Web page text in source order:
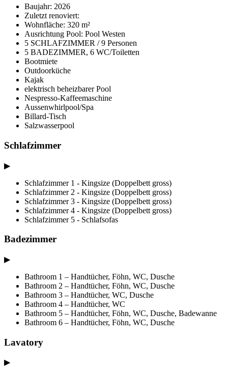
Baujahr: 2026
Zuletzt renoviert:
Wohnfläche: 320 m²
Ausrichtung Pool: Pool Westen
5 SCHLAFZIMMER / 9 Personen
5 BADEZIMMER, 6 WC/Toiletten
Bootmiete
Outdoorküche
Kajak
elektrisch beheizbarer Pool
Nespresso-Kaffeemaschine
Aussenwhirlpool/Spa
Billard-Tisch
Salzwasserpool
Schlafzimmer
▶
Schlafzimmer 1 - Kingsize (Doppelbett gross)
Schlafzimmer 2 - Kingsize (Doppelbett gross)
Schlafzimmer 3 - Kingsize (Doppelbett gross)
Schlafzimmer 4 - Kingsize (Doppelbett gross)
Schlafzimmer 5 - Schlafsofas
Badezimmer
▶
Bathroom 1 – Handtücher, Föhn, WC, Dusche
Bathroom 2 – Handtücher, Föhn, WC, Dusche
Bathroom 3 – Handtücher, WC, Dusche
Bathroom 4 – Handtücher, WC
Bathroom 5 – Handtücher, Föhn, WC, Dusche, Badewanne
Bathroom 6 – Handtücher, Föhn, WC, Dusche
Lavatory
▶